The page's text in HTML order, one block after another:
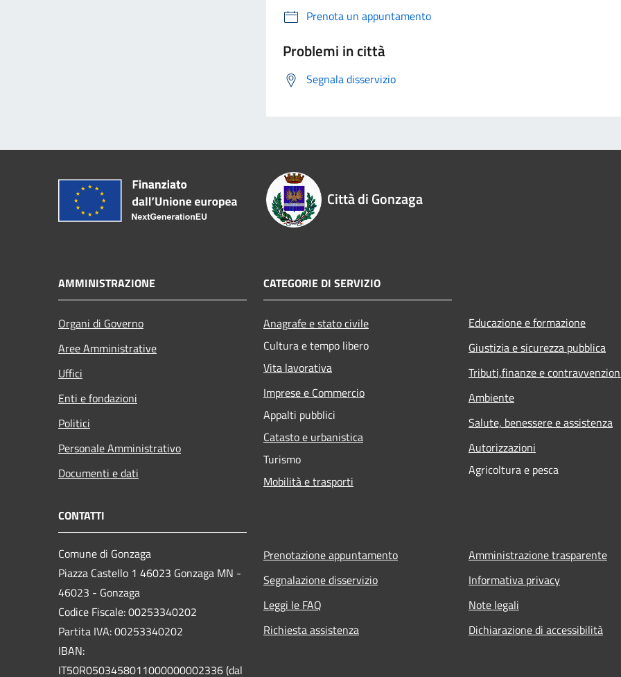
Prenota un appuntamento
Problemi in città
Segnala disservizio
Città di Gonzaga
AMMINISTRAZIONE
Organi di Governo
Aree Amministrative
Uffici
Enti e fondazioni
Politici
Personale Amministrativo
Documenti e dati
CATEGORIE DI SERVIZIO
Anagrafe e stato civile
Cultura e tempo libero
Vita lavorativa
Imprese e Commercio
Appalti pubblici
Catasto e urbanistica
Turismo
Mobilità e trasporti
Educazione e formazione
Giustizia e sicurezza pubblica
Tributi,finanze e
Ambiente
Salute, benessere e assistenza
Autorizzazioni
Agricoltura e pesca
CONTATTI
Comune di Gonzaga
Piazza Castello 1 46023 Gonzaga MN -
46023 - Gonzaga
Codice Fiscale: 00253340202
Partita IVA: 00253340202
IBAN:
IT50R0503458011000000002336 (dal
Prenotazione appuntamento
Segnalazione disservizio
Leggi le FAQ
Richiesta assistenza
Amministrazione trasparente
Informativa privacy
Note legali
Dichiarazione di accessibilità